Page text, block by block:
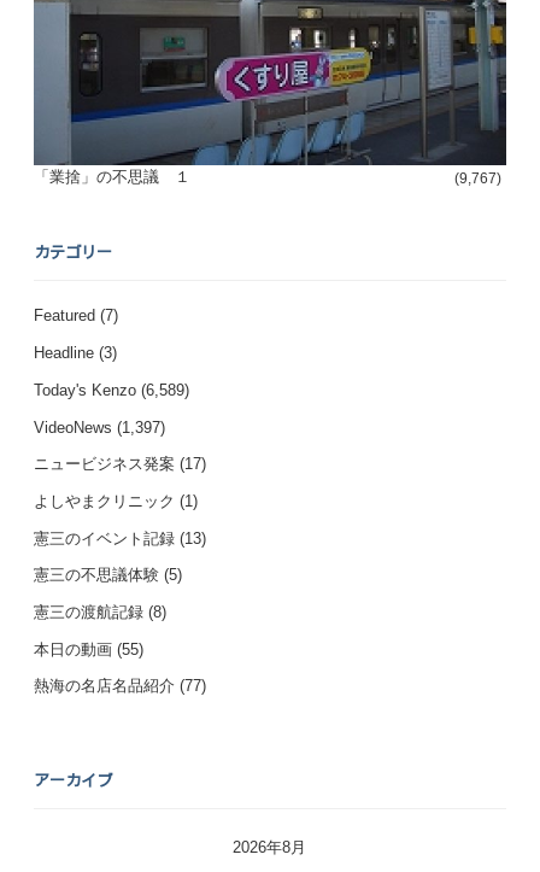
「業捨」の不思議 １ (9,767)
カテゴリー
Featured (7)
Headline (3)
Today's Kenzo (6,589)
VideoNews (1,397)
ニュービジネス発案 (17)
よしやまクリニック (1)
憲三のイベント記録 (13)
憲三の不思議体験 (5)
憲三の渡航記録 (8)
本日の動画 (55)
熱海の名店名品紹介 (77)
アーカイブ
2026年8月